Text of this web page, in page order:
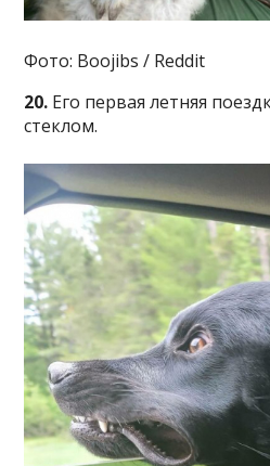
Фото: Boojibs / Reddit
20. Его первая летняя
стеклом.